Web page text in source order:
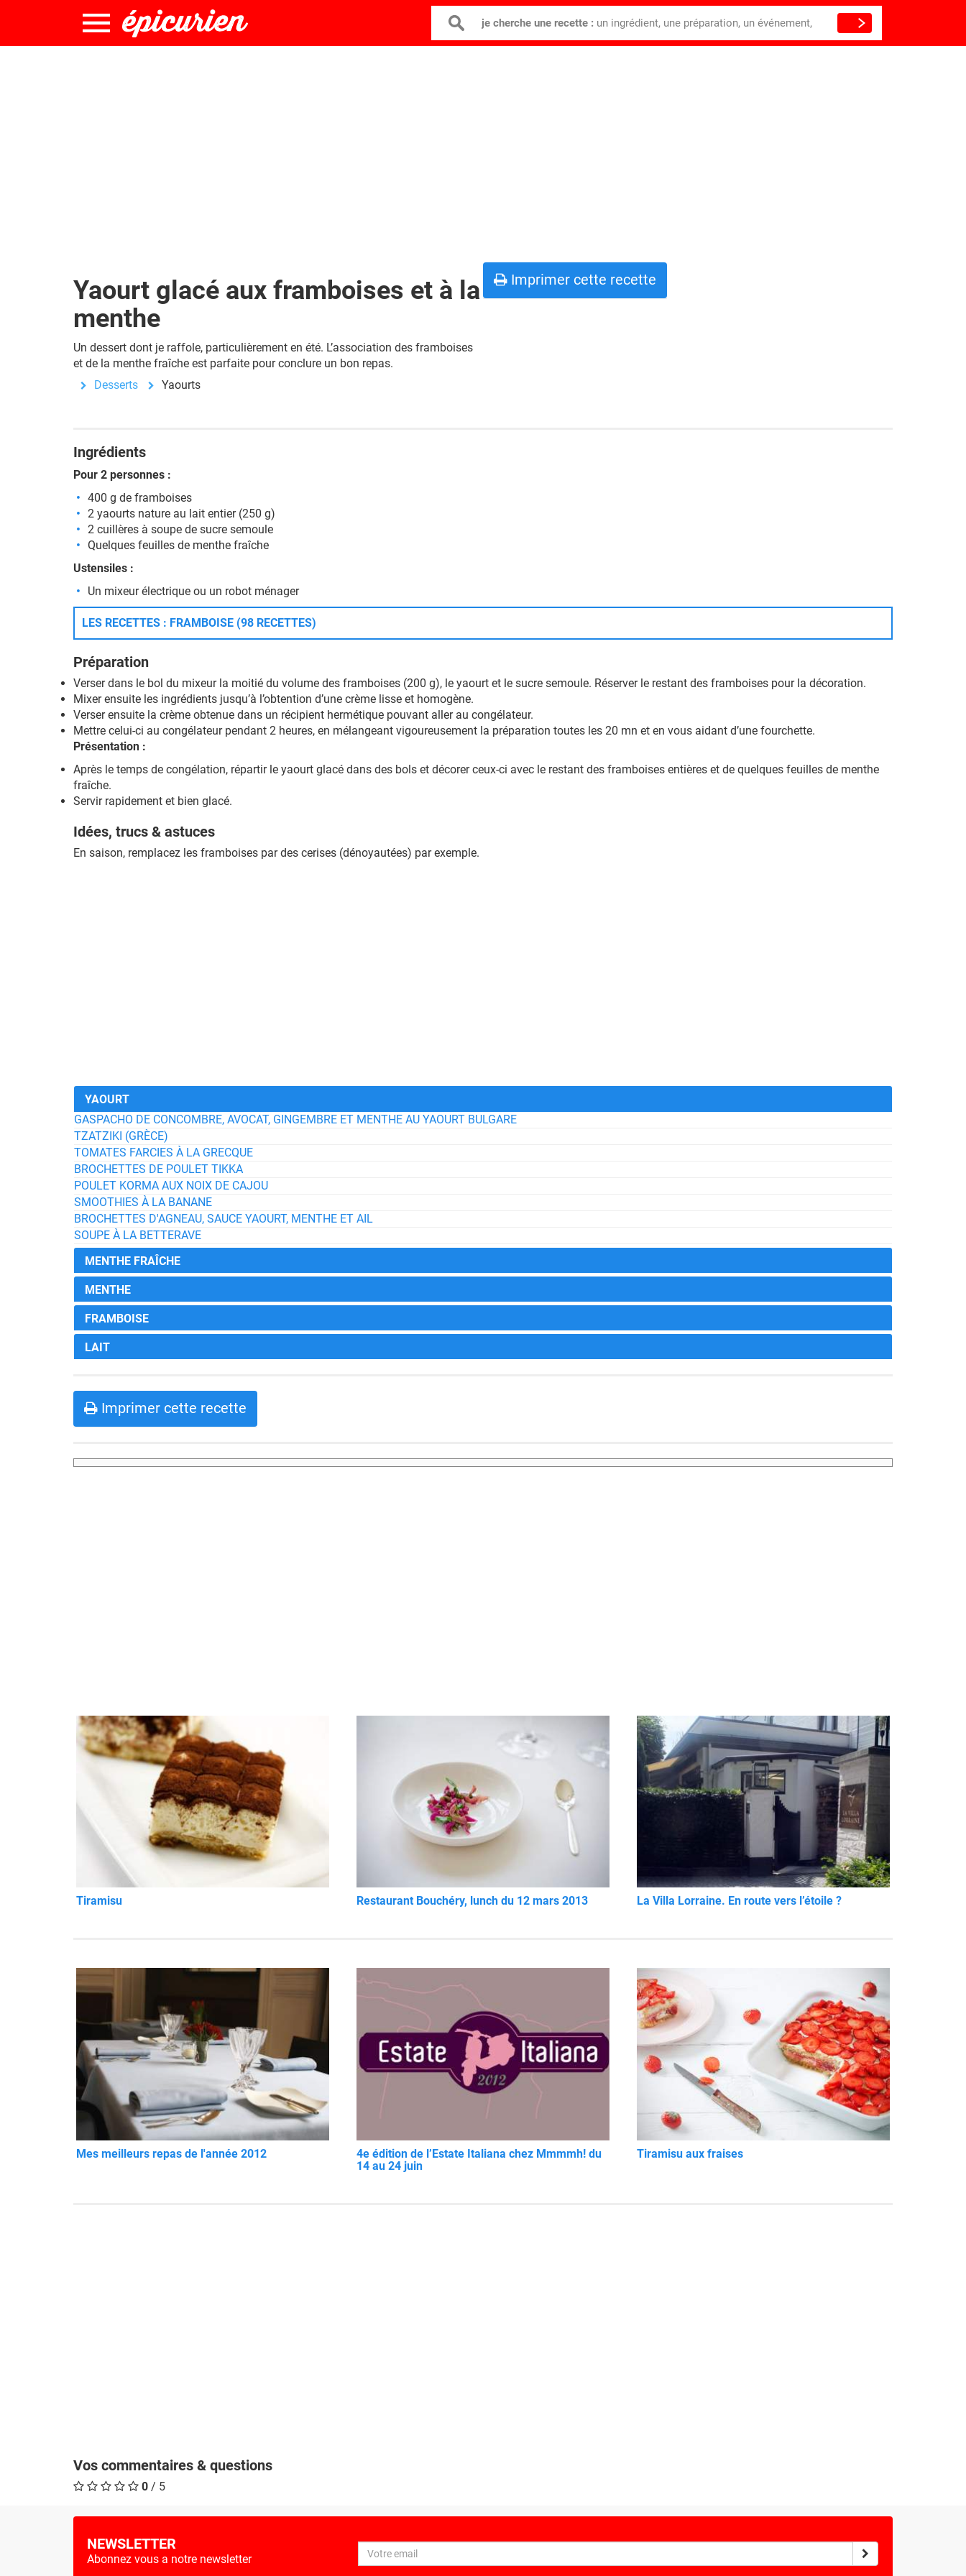
je cherche une recette : un ingrédient, une préparation, un événement,
Yaourt glacé aux framboises et à la
menthe
Un dessert dont je raffole, particulièrement en été. L’association des framboises
et de la menthe fraîche est parfaite pour conclure un bon repas.
Desserts
Yaourts
Imprimer cette recette
Ingrédients
Pour 2 personnes :
400 g de framboises
2 yaourts nature au lait entier (250 g)
2 cuillères à soupe de sucre semoule
Quelques feuilles de menthe fraîche
Ustensiles :
Un mixeur électrique ou un robot ménager
LES RECETTES : FRAMBOISE (98 RECETTES)
Préparation
Verser dans le bol du mixeur la moitié du volume des framboises (200 g), le yaourt et le sucre semoule. Réserver le restant des framboises pour la décoration.
Mixer ensuite les ingrédients jusqu’à l’obtention d’une crème lisse et homogène.
Verser ensuite la crème obtenue dans un récipient hermétique pouvant aller au congélateur.
Mettre celui-ci au congélateur pendant 2 heures, en mélangeant vigoureusement la préparation toutes les 20 mn et en vous aidant d’une fourchette.
Présentation :
Après le temps de congélation, répartir le yaourt glacé dans des bols et décorer ceux-ci avec le restant des framboises entières et de quelques feuilles de menthe
fraîche.
Servir rapidement et bien glacé.
Idées, trucs & astuces
En saison, remplacez les framboises par des cerises (dénoyautées) par exemple.
YAOURT
GASPACHO DE CONCOMBRE, AVOCAT, GINGEMBRE ET MENTHE AU YAOURT BULGARE
TZATZIKI (GRÈCE)
TOMATES FARCIES À LA GRECQUE
BROCHETTES DE POULET TIKKA
POULET KORMA AUX NOIX DE CAJOU
SMOOTHIES À LA BANANE
BROCHETTES D'AGNEAU, SAUCE YAOURT, MENTHE ET AIL
SOUPE À LA BETTERAVE
MENTHE FRAÎCHE
MENTHE
FRAMBOISE
LAIT
Imprimer cette recette
Tiramisu Restaurant Bouchéry, lunch du 12 mars 2013 La Villa Lorraine. En route vers l’étoile ?
Mes meilleurs repas de l'année 2012
4e édition de l’Estate Italiana chez Mmmmh! du
14 au 24 juin
Tiramisu aux fraises
Vos commentaires & questions
0 / 5
NEWSLETTER
Abonnez vous a notre newsletter